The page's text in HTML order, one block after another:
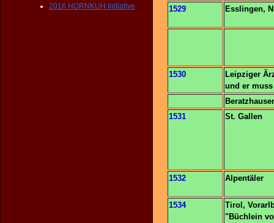
2016 HORNKUH Initiative
1529
Esslingen,
1530
Leipziger
und er
1531
St. Gallen
1532 Alpentäler
1534
Tirol,
"Büchlein